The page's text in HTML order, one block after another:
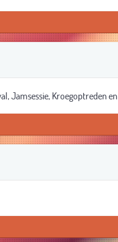
Jamsessie, Kroegoptreden en